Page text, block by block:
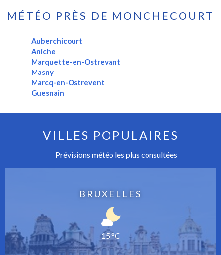
MÉTÉO PRÈS DE MONCHECOURT
Auberchicourt
Aniche
Marquette-en-Ostrevant
Masny
Marcq-en-Ostrevent
Guesnain
VILLES POPULAIRES
Prévisions météo les plus consultées
BRUXELLES
15 °C